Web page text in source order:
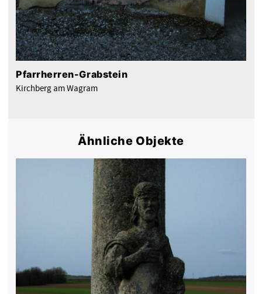
Pfarrherren-Grabstein
Kirchberg am Wagram
Ähnliche Objekte